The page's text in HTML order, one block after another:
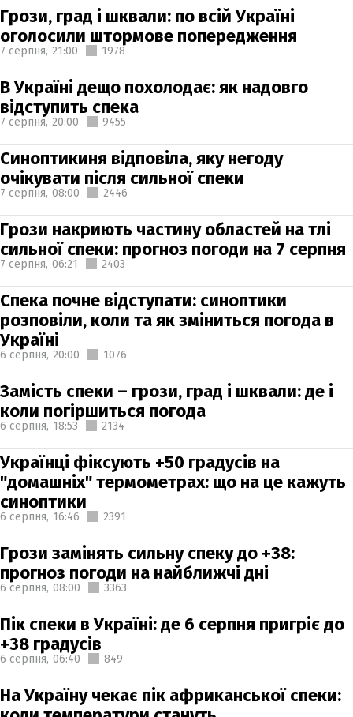
Грози, град і шквали: по всій Україні
оголосили штормове попередження
7 серпня, 21:00 1978
В Україні дещо похолодає: як надовго
відступить спека
7 серпня, 20:00 9455
Синоптикиня відповіла, яку негоду
очікувати після сильної спеки
7 серпня, 08:00 2446
Грози накриють частину областей на тлі
сильної спеки: прогноз погоди на 7 серпня
7 серпня, 06:21 2403
Спека почне відступати: синоптики
розповіли, коли та як зміниться погода в
Україні
6 серпня, 20:00 1076
Замість спеки – грози, град і шквали: де і
коли погіршиться погода
6 серпня, 18:53 2134
Українці фіксують +50 градусів на
"домашніх" термометрах: що на це кажуть
синоптики
6 серпня, 16:46 2391
Грози замінять сильну спеку до +38:
прогноз погоди на найближчі дні
6 серпня, 08:00 3363
Пік спеки в Україні: де 6 серпня пригріє до
+38 градусів
6 серпня, 06:40 849
На Україну чекає пік африканської спеки: